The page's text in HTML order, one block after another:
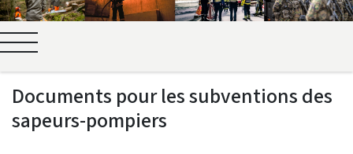
Documents pour les subventions des
sapeurs-pompiers